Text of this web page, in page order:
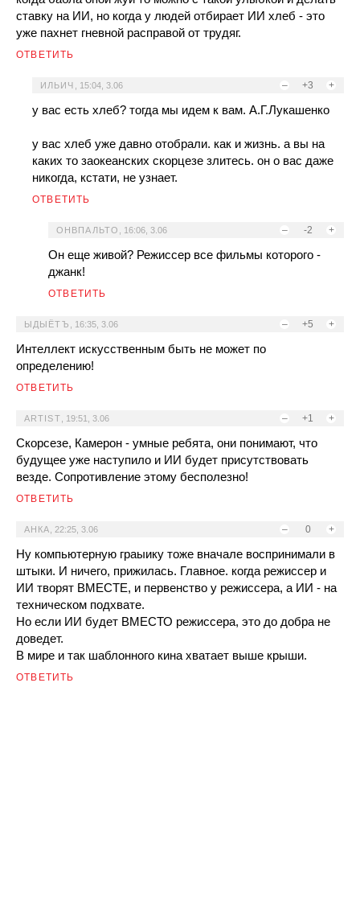
ставку на ИИ, но когда у людей отбирает ИИ хлеб - это
уже пахнет гневной расправой от трудяг.
ОТВЕТИТЬ
– +3 +
ИЛЬИЧ 15:04, 3.06
у вас есть хлеб? тогда мы идем к вам. А.Г.Лукашенко
у вас хлеб уже давно отобрали. как и жизнь. а вы на
каких то заокеанских скорцезе злитесь. он о вас даже
никогда, кстати, не узнает.
ОТВЕТИТЬ
– -2 +
ОНВПАЛЬТО 16:06, 3.06
Он еще живой? Режиссер все фильмы которого -
джанк!
ОТВЕТИТЬ
– +5 +
ЫДЫЁТЪ 16:35, 3.06
Интеллект искусственным быть не может по
определению!
ОТВЕТИТЬ
– +1 +
ARTIST 19:51, 3.06
Скорсезе, Камерон - умные ребята, они понимают, что
будущее уже наступило и ИИ будет присутствовать
везде. Сопротивление этому бесполезно!
ОТВЕТИТЬ
– 0 +
АНКА 22:25, 3.06
Ну компьютерную граыику тоже вначале воспринимали в
штыки. И ничего, прижилась. Главное. когда режиссер и
ИИ творят ВМЕСТЕ, и первенство у режиссера, а ИИ - на
техническом подхвате.
Но если ИИ будет ВМЕСТО режиссера, это до добра не
доведет.
В мире и так шаблонного кина хватает выше крыши.
ОТВЕТИТЬ